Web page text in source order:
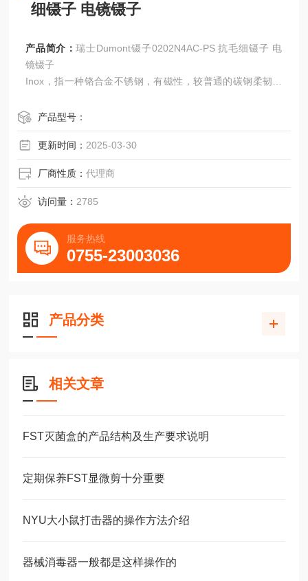
细镊子 电镜镊子
产品简介：瑞士Dumont镊子0202N4AC-PS 抗毛细镊子 电
镜镊子
Inox，指一种铬合金不锈钢，有磁性，较普通的碳钢柔韧，
产品型号：
更新时间： 2025-03-30
厂商性质：代理商
访问量： 2785
服务热线
0755-23003036
产品分类
相关文章
FST灭菌盒的产品结构及生产要求说明
定期保养FST显微剪十分重要
NYU大小鼠打击器的操作方法介绍
器械消毒器一般都是这样操作的